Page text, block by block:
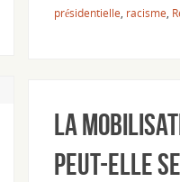
présidentielle racisme
La
peut-elle